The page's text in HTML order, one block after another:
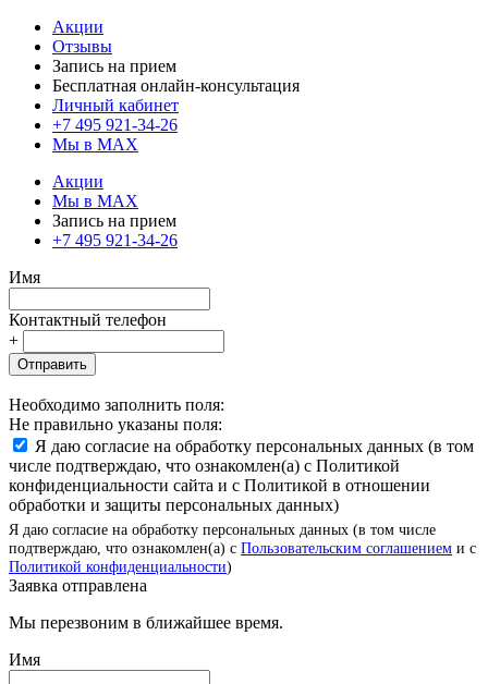
Акции
Отзывы
Запись на прием
Бесплатная онлайн-консультация
Личный кабинет
+7 495 921-34-26
Мы в MAX
Акции
Мы в MAX
Запись на прием
+7 495 921-34-26
Имя
Контактный телефон
+
Отправить
Необходимо заполнить поля:
Не правильно указаны поля:
Я даю согласие на обработку персональных данных (в том
числе подтверждаю, что ознакомлен(а) с Политикой
конфиденциальности сайта и с Политикой в отношении
обработки и защиты персональных данных)
Я даю согласие на обработку персональных данных (в том числе
подтверждаю, что ознакомлен(а) с Пользовательским соглашением и с
Политикой конфиденциальности)
Заявка отправлена
Мы перезвоним в ближайшее время.
Имя